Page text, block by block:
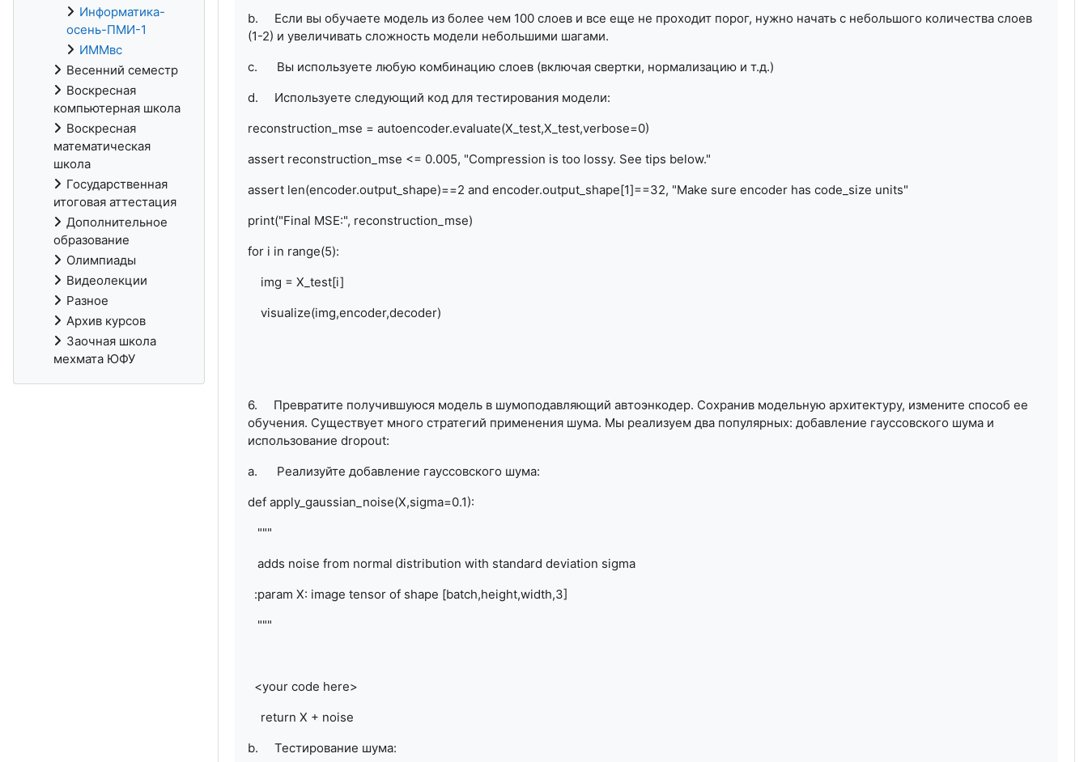
b. Если вы обучаете модель из более чем 100 слоев и все еще не проходит порог, нужно начать с небольшого количества слоев
(1-2) и увеличивать сложность модели небольшими шагами.
c. Вы используете любую комбинацию слоев (включая свертки, нормализацию и т.д.)
d. Используете следующий код для тестирования модели:
reconstruction_mse = autoencoder.evaluate(X_test,X_test,verbose=0)
assert reconstruction_mse <= 0.005, "Compression is too lossy. See tips below."
assert len(encoder.output_shape)==2 and encoder.output_shape[1]==32, "Make sure encoder has code_size units"
print("Final MSE:", reconstruction_mse)
for i in range(5):
img = X_test[i]
visualize(img,encoder,decoder)
6. Превратите получившуюся модель в шумоподавляющий автоэнкодер. Cохранив модельную архитектуру, измените способ ее
обучения. Существует много стратегий применения шума. Мы реализуем два популярных: добавление гауссовского шума и
использование dropout:
a. Реализуйте добавление гауссовского шума:
def apply_gaussian_noise(X,sigma=0.1):
"""
adds noise from normal distribution with standard deviation sigma
:param X: image tensor of shape [batch,height,width,3]
"""
<your code here>
return X + noise
b. Тестирование шума:
Информатика-
осень-ПМИ-1
ИММвс
Весенний семестр
Воскресная
компьютерная школа
Воскресная
математическая
школа
Государственная
итоговая аттестация
Дополнительное
образование
Олимпиады
Видеолекции
Разное
Архив курсов
Заочная школа
мехмата ЮФУ